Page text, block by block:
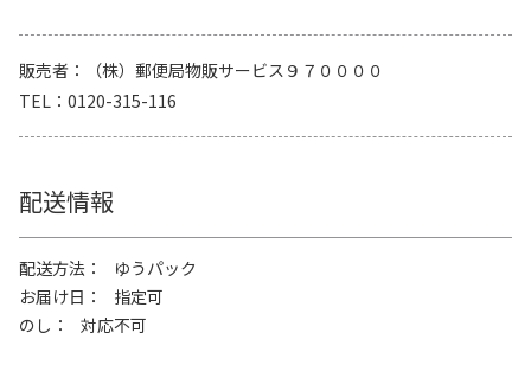
販売者
（株）郵便局物販サービス９７００００
TEL
0120-315-116
配送情報
配送方法
ゆうパック
お届け日
指定可
のし
対応不可